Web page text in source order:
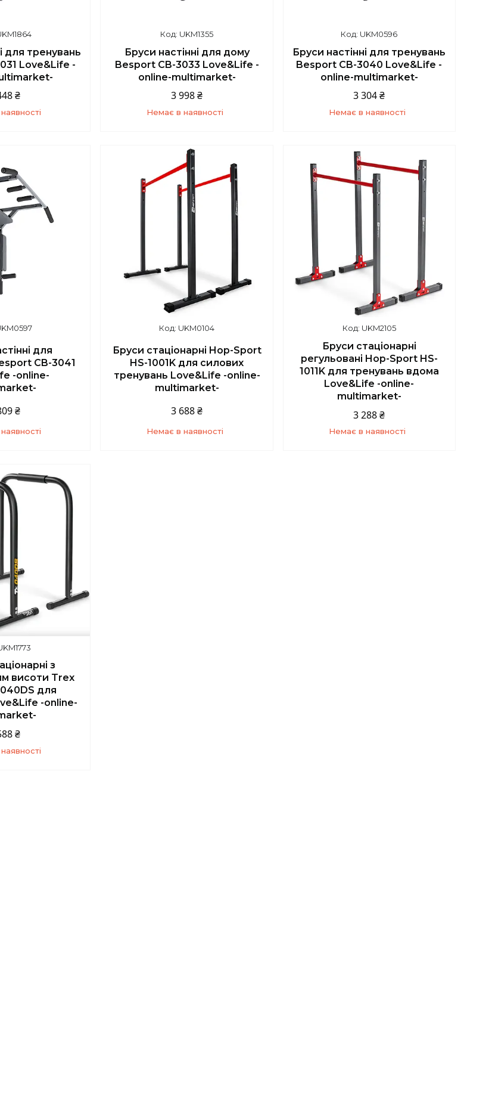
для тренувань
Love&Life -
₴
UKM1355
Бруси настінні для дому
Besport CB-3033 Love&Life -
online-multimarket-
3 998 ₴
Немає в наявності
+380 (67) 139-10-45
UKM0596
Бруси настінні для тренувань
Besport CB-3040 Love&Life -
online-multimarket-
3 304 ₴
Немає в наявності
+380 (67) 139-10-45
для
CB-3041
-online-
₴
139-10-45
UKM0104
Бруси стаціонарні Hop-Sport
HS-1001K для силових
тренувань Love&Life -online-
multimarket-
3 688 ₴
Немає в наявності
UKM2105
Бруси стаціонарні
регульовані Hop-Sport HS-
1011K для тренувань вдома
Love&Life -online-
multimarket-
3 288 ₴
Немає в наявності
з
висоти Trex
для
-online-
₴